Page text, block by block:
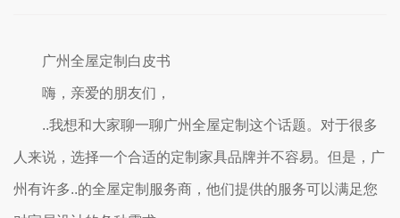
广州全屋定制白皮书
嗨，亲爱的朋友们，
..我想和大家聊一聊广州全屋定制这个话题。对于很多
人来说，选择一个合适的定制家具品牌并不容易。但是，广
州有许多..的全屋定制服务商，他们提供的服务可以满足您